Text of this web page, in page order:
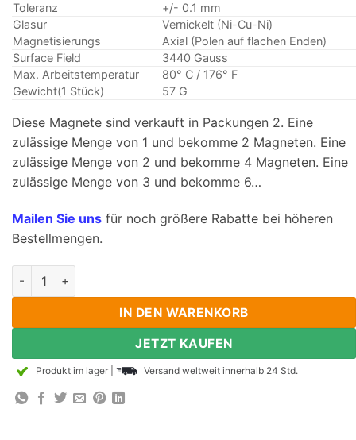
Toleranz
+/- 0.1 mm
Glasur
Vernickelt (Ni-Cu-Ni)
Magnetisierungs
Axial (Polen auf flachen Enden)
Surface Field
3440 Gauss
Max. Arbeitstemperatur
80° C / 176° F
Gewicht(1 Stück)
57 G
Diese Magnete sind verkauft in Packungen 2. Eine
zulässige Menge von 1 und bekomme 2 Magneten. Eine
zulässige Menge von 2 und bekomme 4 Magneten. Eine
zulässige Menge von 3 und bekomme 6…
Mailen Sie uns für noch größere Rabatte bei höheren
Bestellmengen.
25mm dia x 15 mm dicker Neodym -Scheibe Magnet N35
IN DEN WARENKORB
JETZT KAUFEN
Produkt im lager Versand weltweit innerhalb 24 Std.